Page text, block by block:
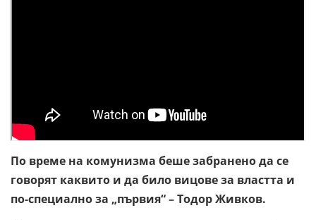
По време на комунизма беше забранено да се
говорят каквито и да било вицовеза властта и
по-специално за „първия“ –Тодор Живков.